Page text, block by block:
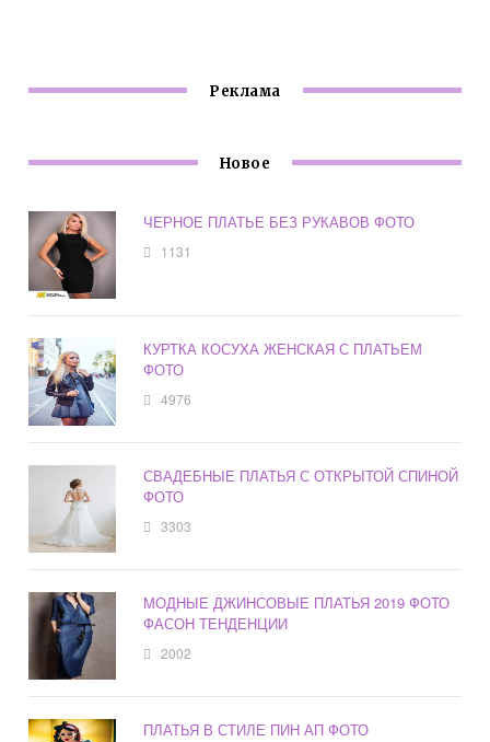
Реклама
Новое
ЧЕРНОЕ ПЛАТЬЕ БЕЗ РУКАВОВ ФОТО
1131
КУРТКА КОСУХА ЖЕНСКАЯ С ПЛАТЬЕМ
ФОТО
4976
СВАДЕБНЫЕ ПЛАТЬЯ С ОТКРЫТОЙ СПИНОЙ
ФОТО
3303
МОДНЫЕ ДЖИНСОВЫЕ ПЛАТЬЯ 2019 ФОТО
ФАСОН ТЕНДЕНЦИИ
2002
ПЛАТЬЯ В СТИЛЕ ПИН АП ФОТО